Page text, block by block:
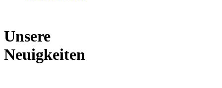
Unsere
Neuigkeiten